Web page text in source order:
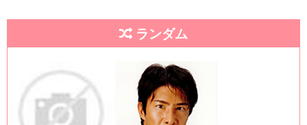
ランダム